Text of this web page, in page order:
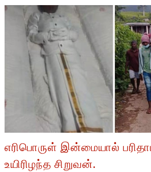
எரிபொருள் இன்மையால்
உயிரிழந்த சிறுவன்.